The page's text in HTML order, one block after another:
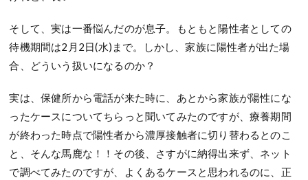
そして、実は一番悩んだのが息子。もともと陽性者としての
待機期間は2月2日(水)まで。しかし、家族に陽性者が出た場
合、どういう扱いになるのか？
実は、保健所から電話が来た時に、あとから家族が陽性にな
ったケースについてちらっと聞いてみたのですが、療養期間
が終わった時点で陽性者から濃厚接触者に切り替わるとのこ
と、そんな馬鹿な！！その後、さすがに納得出来ず、ネット
で調べてみたのですが、よくあるケースと思われるのに、正